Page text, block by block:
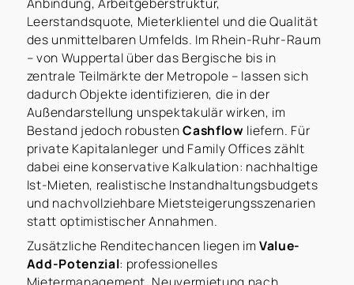
Leerstandsquote, Mieterklientel und die Qualität
des unmittelbaren Umfelds. Im Rhein-Ruhr-Raum
– von Wuppertal über das Bergische bis in
zentrale Teilmärkte der Metropole – lassen sich
dadurch Objekte identifizieren, die in der
Außendarstellung unspektakulär wirken, im
Bestand jedoch robustenCashflow liefern. Für
private Kapitalanleger und Family Offices zählt
dabei eine konservative Kalkulation: nachhaltige
Ist-Mieten, realistische Instandhaltungsbudgets
und nachvollziehbare Mietsteigerungsszenarien
statt optimistischer Annahmen.
Zusätzliche Renditechancen liegen imValue-
Add-Potenzial: professionelles